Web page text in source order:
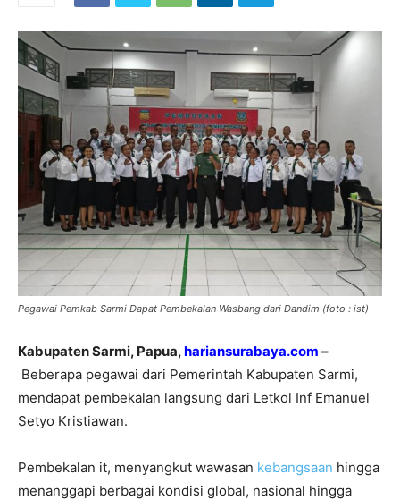
Pegawai Pemkab Sarmi Dapat Pembekalan Wasbang dari Dandim (foto : ist)
Kabupaten Sarmi, Papua,hariansurabaya.com –
Beberapa pegawai dari Pemerintah Kabupaten Sarmi,
mendapat pembekalan langsung dari Letkol Inf Emanuel
Setyo Kristiawan.
Pembekalan it, menyangkut wawasan kebangsaan hingga
menanggapi berbagai kondisi global, nasional hingga